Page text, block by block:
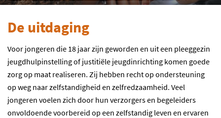
De uitdaging
Voor jongeren die 18 jaar zijn geworden en uit een pleeggezin
jeugdhulpinstelling of justitiële jeugdinrichting komen goede
zorg op maat realiseren. Zij hebben recht op ondersteuning
op weg naar zelfstandigheid en zelfredzaamheid. Veel
jongeren voelen zich door hun verzorgers en begeleiders
onvoldoende voorbereid op een zelfstandig leven en ervaren